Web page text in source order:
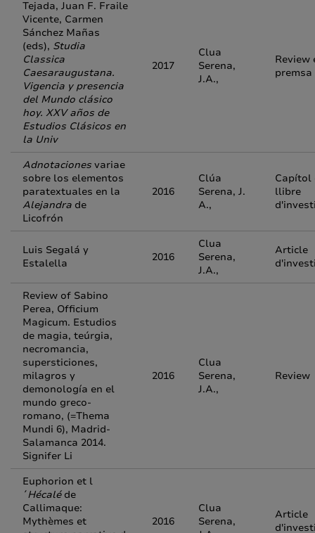
Tejada, Juan F. Fraile
Vicente, Carmen
Sánchez Mañas
(eds), Studia
Classica
Caesaraugustana.
Vigencia y presencia
del Mundo clásico
hoy. XXV años de
Estudios Clásicos en
la Univ
2017
Clua
Serena,
J.A.,
Review
premsa
Adnotaciones variae
sobre los elementos
paratextuales en la
Alejandra de
Licofrón
2016
Clúa
Serena, J.
A.,
Capítol
llibre
Luis Segalá y
Estalella
2016
Clua
Serena,
J.A.,
Article
Review of Sabino
Perea, Officium
Magicum. Estudios
de magia, teúrgia,
necromancia,
supersticiones,
milagros y
demonología en el
mundo greco-
romano, (=Thema
Mundi 6), Madrid-
Salamanca 2014.
Signifer Li
2016
Clua
Serena,
J.A.,
Review
Euphorion et l
´Hécaléde
Callimaque:
Mythèmes et
2016
Clua
Serena,
Article